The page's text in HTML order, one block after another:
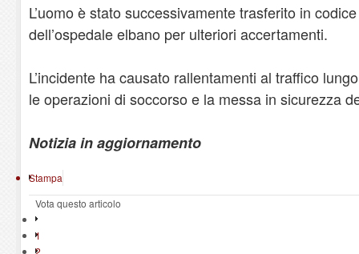
L’uomo è stato successivamente trasferito in
dell’ospedale elbano per ulteriori accertamenti.
L’incidente ha causato rallentamenti al traffico
le operazioni di soccorso e la messa in sicurezza
Notizia in aggiornamento
Stampa
Vota questo articolo
1
2